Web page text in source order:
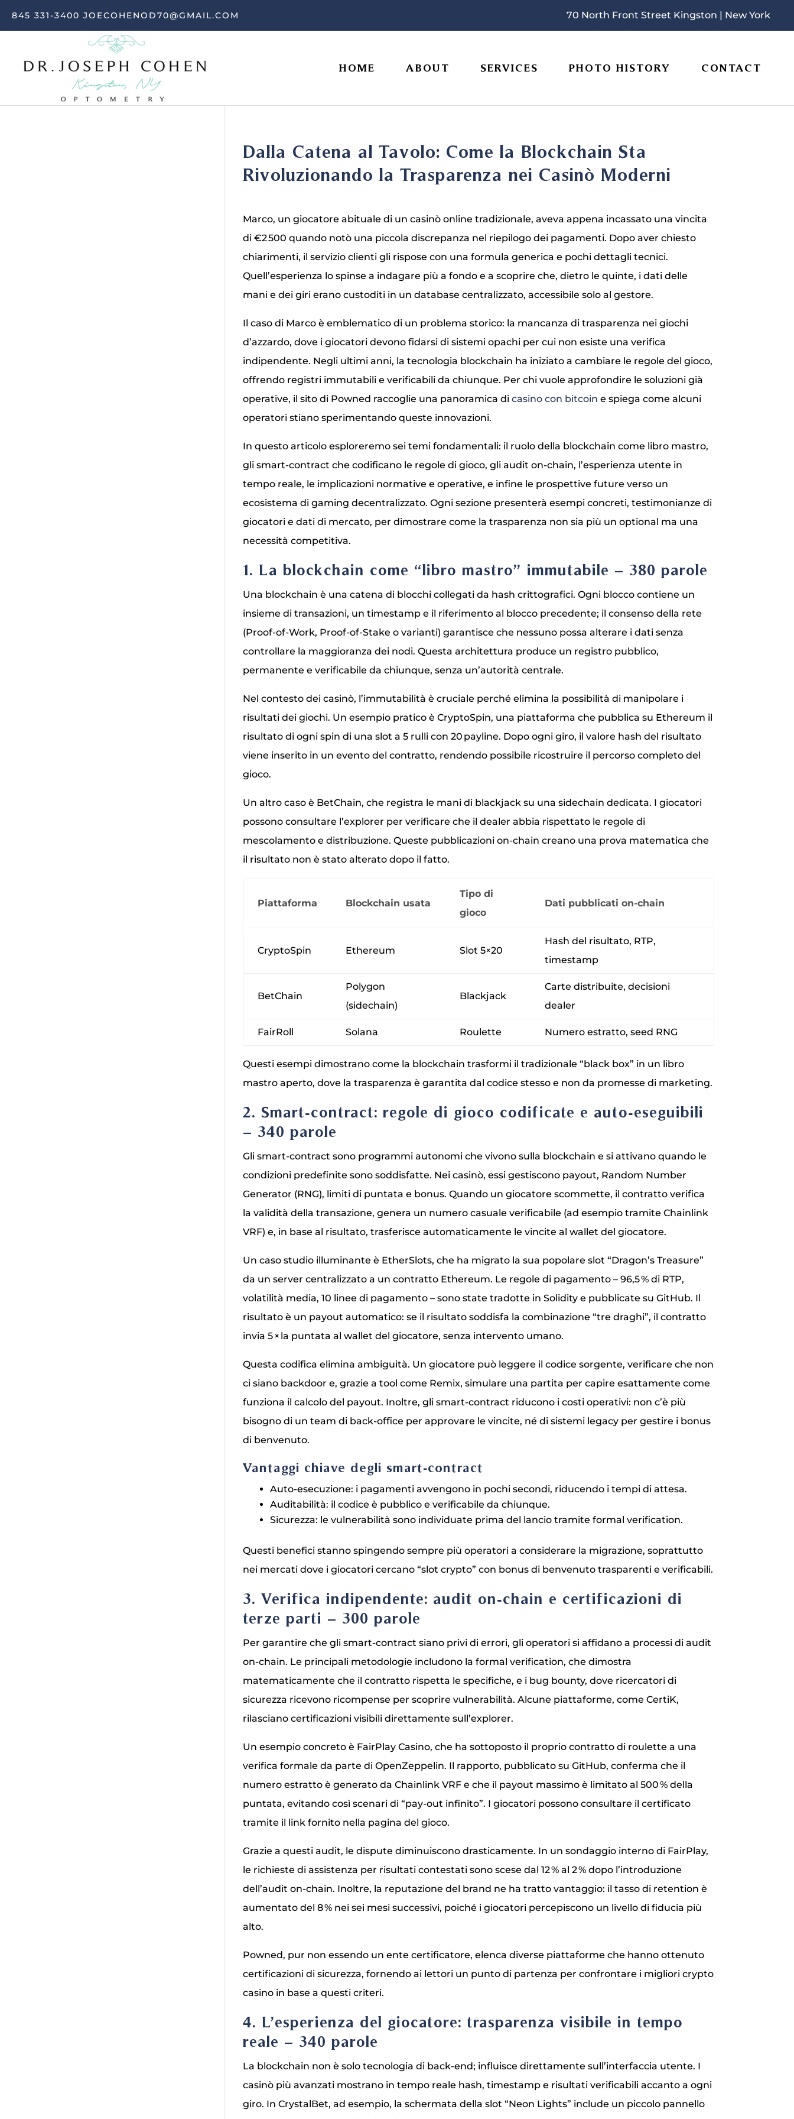
845 331-3400 JOECOHENOD70@GMAIL.COM 70 North Front Street Kingston | New York
HOME ABOUT SERVICES PHOTO HISTORY CONTACT
Dalla Catena al Tavolo: Come la Blockchain Sta
Rivoluzionando la Trasparenza nei Casinò Moderni
Marco, un giocatore abituale di un casinò online tradizionale, aveva appena incassato una vincita
di €2 500 quando notò una piccola discrepanza nel riepilogo dei pagamenti. Dopo aver chiesto
chiarimenti, il servizio clienti gli rispose con una formula generica e pochi dettagli tecnici.
Quell’esperienza lo spinse a indagare più a fondo e a scoprire che, dietro le quinte, i dati delle
mani e dei giri erano custoditi in un database centralizzato, accessibile solo al gestore.
Il caso di Marco è emblematico di un problema storico: la mancanza di trasparenza nei giochi
d’azzardo, dove i giocatori devono fidarsi di sistemi opachi per cui non esiste una verifica
indipendente. Negli ultimi anni, la tecnologia blockchain ha iniziato a cambiare le regole del gioco,
offrendo registri immutabili e verificabili da chiunque. Per chi vuole approfondire le soluzioni già
operative, il sito di Powned raccoglie una panoramica dicasino con bitcoin e spiega come alcuni
operatori stiano sperimentando queste innovazioni.
In questo articolo esploreremo sei temi fondamentali: il ruolo della blockchain come libro mastro,
gli smart‑contract che codificano le regole di gioco, gli audit on‑chain, l’esperienza utente in
tempo reale, le implicazioni normative e operative, e infine le prospettive future verso un
ecosistema di gaming decentralizzato. Ogni sezione presenterà esempi concreti, testimonianze di
giocatori e dati di mercato, per dimostrare come la trasparenza non sia più un optional ma una
necessità competitiva.
1. La blockchain come “libro mastro” immutabile – 380 parole
Una blockchain è una catena di blocchi collegati da hash crittografici. Ogni blocco contiene un
insieme di transazioni, un timestamp e il riferimento al blocco precedente; il consenso della rete
(Proof‑of‑Work, Proof‑of‑Stake o varianti) garantisce che nessuno possa alterare i dati senza
controllare la maggioranza dei nodi. Questa architettura produce un registro pubblico,
permanente e verificabile da chiunque, senza un’autorità centrale.
Nel contesto dei casinò, l’immutabilità è cruciale perché elimina la possibilità di manipolare i
risultati dei giochi. Un esempio pratico è CryptoSpin, una piattaforma che pubblica su Ethereum il
risultato di ogni spin di una slot a 5 rulli con 20 payline. Dopo ogni giro, il valore hash del risultato
viene inserito in un evento del contratto, rendendo possibile ricostruire il percorso completo del
gioco.
Un altro caso è BetChain, che registra le mani di blackjack su una sidechain dedicata. I giocatori
possono consultare l’explorer per verificare che il dealer abbia rispettato le regole di
mescolamento e distribuzione. Queste pubblicazioni on‑chain creano una prova matematica che
il risultato non è stato alterato dopo il fatto.
Piattaforma Blockchain usata
Tipo di
gioco
Dati pubblicati on‑chain
CryptoSpin Ethereum Slot 5×20
Hash del risultato, RTP,
timestamp
BetChain
Polygon
(sidechain)
Blackjack
Carte distribuite, decisioni
dealer
FairRoll Solana Roulette Numero estratto, seed RNG
Questi esempi dimostrano come la blockchain trasformi il tradizionale “black box” in un libro
mastro aperto, dove la trasparenza è garantita dal codice stesso e non da promesse di marketing.
2. Smart‑contract: regole di gioco codificate e auto‑eseguibili
– 340 parole
Gli smart‑contract sono programmi autonomi che vivono sulla blockchain e si attivano quando le
condizioni predefinite sono soddisfatte. Nei casinò, essi gestiscono payout, Random Number
Generator (RNG), limiti di puntata e bonus. Quando un giocatore scommette, il contratto verifica
la validità della transazione, genera un numero casuale verificabile (ad esempio tramite Chainlink
VRF) e, in base al risultato, trasferisce automaticamente le vincite al wallet del giocatore.
Un caso studio illuminante è EtherSlots, che ha migrato la sua popolare slot “Dragon’s Treasure”
da un server centralizzato a un contratto Ethereum. Le regole di pagamento – 96,5 % di RTP,
volatilità media, 10 linee di pagamento – sono state tradotte in Solidity e pubblicate su GitHub. Il
risultato è un payout automatico: se il risultato soddisfa la combinazione “tre draghi”, il contratto
invia 5 × la puntata al wallet del giocatore, senza intervento umano.
Questa codifica elimina ambiguità. Un giocatore può leggere il codice sorgente, verificare che non
ci siano backdoor e, grazie a tool come Remix, simulare una partita per capire esattamente come
funziona il calcolo del payout. Inoltre, gli smart‑contract riducono i costi operativi: non c’è più
bisogno di un team di back‑office per approvare le vincite, né di sistemi legacy per gestire i bonus
di benvenuto.
Vantaggi chiave degli smart‑contract
Auto‑esecuzione: i pagamenti avvengono in pochi secondi, riducendo i tempi di attesa.
Auditabilità: il codice è pubblico e verificabile da chiunque.
Sicurezza: le vulnerabilità sono individuate prima del lancio tramite formal verification.
Questi benefici stanno spingendo sempre più operatori a considerare la migrazione, soprattutto
nei mercati dove i giocatori cercano “slot crypto” con bonus di benvenuto trasparenti e verificabili.
3. Verifica indipendente: audit on‑chain e certificazioni di
terze parti – 300 parole
Per garantire che gli smart‑contract siano privi di errori, gli operatori si affidano a processi di audit
on‑chain. Le principali metodologie includono la formal verification, che dimostra
matematicamente che il contratto rispetta le specifiche, e i bug bounty, dove ricercatori di
sicurezza ricevono ricompense per scoprire vulnerabilità. Alcune piattaforme, come CertiK,
rilasciano certificazioni visibili direttamente sull’explorer.
Un esempio concreto è FairPlay Casino, che ha sottoposto il proprio contratto di roulette a una
verifica formale da parte di OpenZeppelin. Il rapporto, pubblicato su GitHub, conferma che il
numero estratto è generato da Chainlink VRF e che il payout massimo è limitato al 500 % della
puntata, evitando così scenari di “pay‑out infinito”. I giocatori possono consultare il certificato
tramite il link fornito nella pagina del gioco.
Grazie a questi audit, le dispute diminuiscono drasticamente. In un sondaggio interno di FairPlay,
le richieste di assistenza per risultati contestati sono scese dal 12 % al 2 % dopo l’introduzione
dell’audit on‑chain. Inoltre, la reputazione del brand ne ha tratto vantaggio: il tasso di retention è
aumentato del 8 % nei sei mesi successivi, poiché i giocatori percepiscono un livello di fiducia più
alto.
Powned, pur non essendo un ente certificatore, elenca diverse piattaforme che hanno ottenuto
certificazioni di sicurezza, fornendo ai lettori un punto di partenza per confrontare i migliori crypto
casino in base a questi criteri.
4. L’esperienza del giocatore: trasparenza visibile in tempo
reale – 340 parole
La blockchain non è solo tecnologia di back‑end; influisce direttamente sull’interfaccia utente. I
casinò più avanzati mostrano in tempo reale hash, timestamp e risultati verificabili accanto a ogni
giro. In CrystalBet, ad esempio, la schermata della slot “Neon Lights” include un piccolo pannello